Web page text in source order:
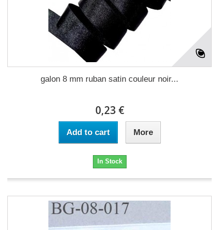
galon 8 mm ruban satin couleur noir...
0,23 €
Add to cart More
In Stock